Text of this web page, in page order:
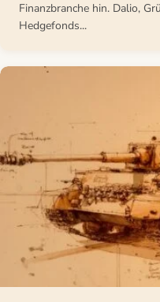
Finanzbranche hin. Dalio,
Hedgefonds...